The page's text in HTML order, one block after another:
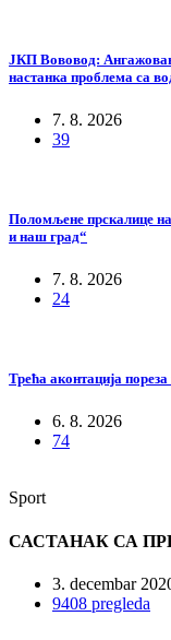
ЈКП Вововод:
настанка проблема са
7. 8. 2026
39
Поломљене прскалице
и наш град“
7. 8. 2026
24
Трећа аконтација
6. 8. 2026
74
Sport
САСТАНАК СА
3. decembar
9408 pregleda